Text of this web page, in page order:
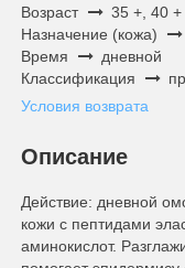
Возраст
35 +, 40 +
Назначение (кожа)
Время
дневной
Классификация
Условия возврата
Описание
Действие: дневной
кожи с пептидами
аминокислот.